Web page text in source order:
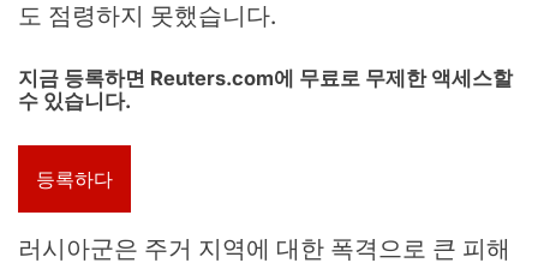
도 점령하지 못했습니다.
지금 등록하면 Reuters.com에 무료로 무제한 액세스할
수 있습니다.
등록하다
러시아군은 주거 지역에 대한 폭격으로 큰 피해